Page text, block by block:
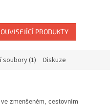
PRODUKTY
soubory (1) Diskuze
ve zmenšeném, cestovním